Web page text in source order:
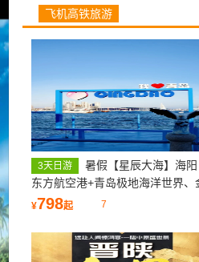
飞机高铁旅游
3天日游
暑假【星辰大海】海阳
东方航空港+青岛极地海洋世界、
沙滩、鱼鸣嘴、连三岛休闲亲子三
¥798起 7